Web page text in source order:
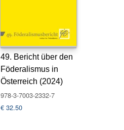
49. Bericht über den
Föderalismus in
Österreich (2024)
978-3-7003-2332-7
€ 32.50